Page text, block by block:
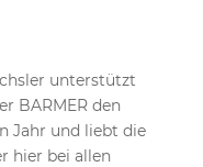
unterstützt
BARMER den
Jahr und liebt die
hier bei allen